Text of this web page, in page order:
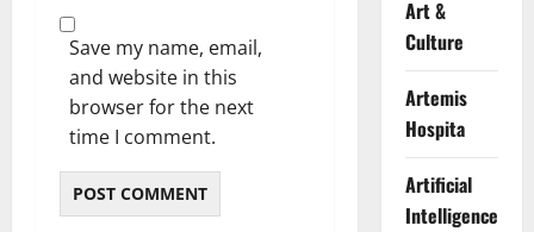
Save my name, email,
and website in this
browser for the next
time I comment.
Art &
Culture
Artemis
Hospita
Artificial
Intelligence